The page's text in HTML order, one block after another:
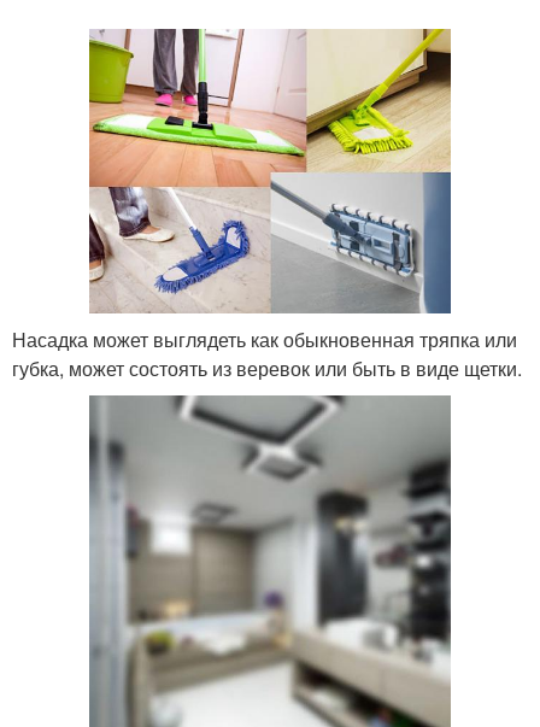
Насадка может выглядеть как обыкновенная тряпка или
губка, может состоять из веревок или быть в виде щетки.